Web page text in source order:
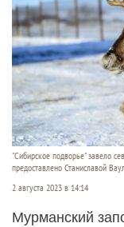
"Сибирское подворье" завело
предоставлено Станиславой
2 августа 2023 в 14:14
Мурманский